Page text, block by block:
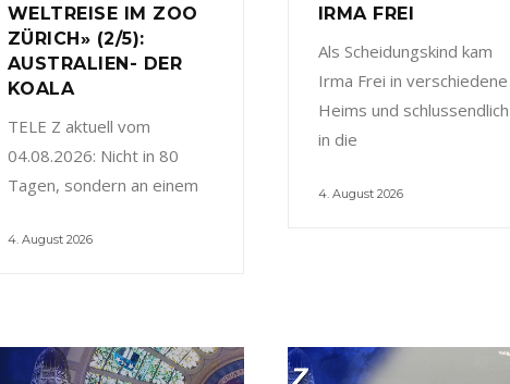
WELTREISE IM ZOO
ZÜRICH» (2/5):
AUSTRALIEN- DER
KOALA
TELE Z aktuell vom
04.08.2026: Nicht in 80
Tagen, sondern an einem
4. August 2026
IRMA FREI
Als Scheidungskind kam
Irma Frei in verschiedene
Heims und schlussendlich
in die
4. August 2026